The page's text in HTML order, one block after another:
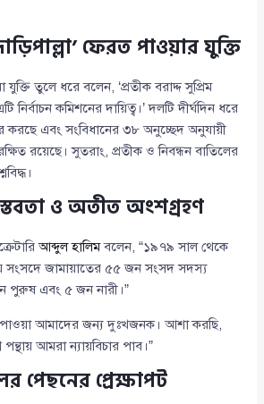
ফেরত পাওয়ার যুক্তি
তুলে ধরে বলেন, ‘প্রতীক বরাদ্দ সুপ্রিম
নির্বাচন কমিশনের দায়িত্ব।’ দলটি দীর্ঘদিন ধরে
করছে এবং সংবিধানের ৩৮ অনুচ্ছেদ অনুযায়ী
রয়েছে। সুতরাং, প্রতীক ও নিবন্ধন বাতিলের
ও অতীত অংশগ্রহণ
আব্দুল হালিমবলেন, “১৯৭৯ সাল থেকে
সংসদে জামায়াতের ৫৫ জন সংসদ সদস্য
পুরুষ এবং ৫ জন নারী।”
পাওয়া আমাদের জন্য দুঃখজনক। আশা করছি,
আমরা ন্যায়বিচার পাব।”
পেছনের প্রেক্ষাপট